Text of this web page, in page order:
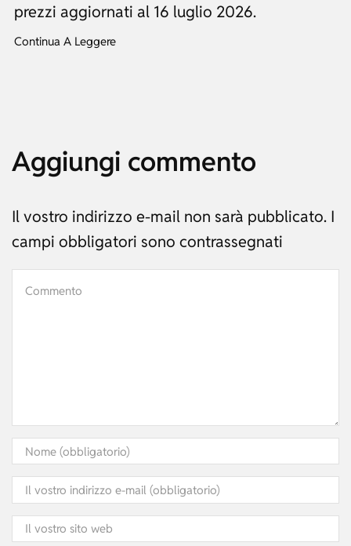
prezzi aggiornati al 16 luglio 2026.
Continua A Leggere
Aggiungi commento
Il vostro indirizzo e-mail non sarà pubblicato. I
campi obbligatori sono contrassegnati